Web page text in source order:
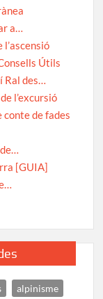
a…
l’ascensió
Útils
Ral des…
l’excursió
conte de fades
[GUIA]
alpinisme